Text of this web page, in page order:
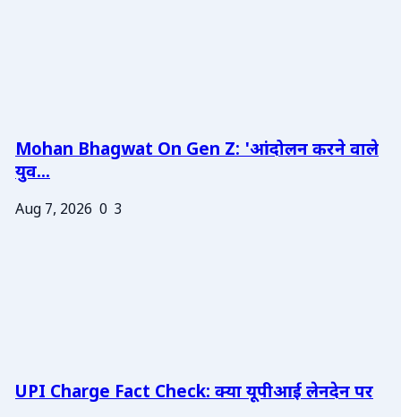
Mohan Bhagwat On Gen Z: 'आंदोलन करने वाले
युव...
Aug 7, 2026 0 3
UPI Charge Fact Check: क्या यूपीआई लेनदेन पर